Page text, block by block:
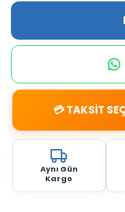
💳 TAKSİT
Aynı Gün
Kargo